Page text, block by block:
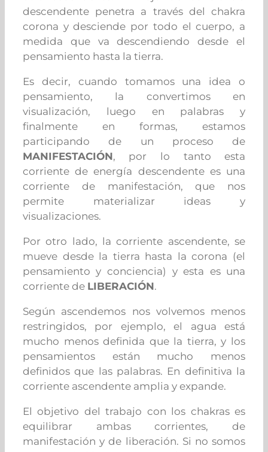
descendente penetra a través del chakra
corona y desciende por todo el cuerpo, a
medida que va descendiendo desde el
pensamiento hasta la tierra.
Es decir, cuando tomamos una idea o
pensamiento, la convertimos en
visualización, luego en palabras y
finalmente en formas, estamos
participando de un proceso de
MANIFESTACIÓN, por lo tanto esta
corriente de energía descendente es una
corriente de manifestación, que nos
permite materializar ideas y
visualizaciones.
Por otro lado, la corriente ascendente, se
mueve desde la tierra hasta la corona (el
pensamiento y conciencia) y esta es una
corriente de LIBERACIÓN.
Según ascendemos nos volvemos menos
restringidos, por ejemplo, el agua está
mucho menos definida que la tierra, y los
pensamientos están mucho menos
definidos que las palabras. En definitiva la
corriente ascendente amplia y expande.
El objetivo del trabajo con los chakras es
equilibrar ambas corrientes, de
manifestación y de liberación. Si no somos